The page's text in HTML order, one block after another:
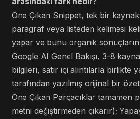
Öne Çıkan Snippet, tek bir
paragraf veya listeden kelimesi
yapar ve bunu organik
Google AI Genel Bakışı, 3-8
bilgileri, satır içi alıntılarla birlikte
tarafından yazılmış orijinal bir
Öne Çıkan Parçacıklar tamamen
metni değiştirmeden çıkarır);